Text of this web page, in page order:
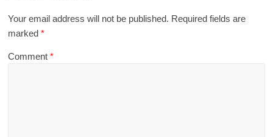
Your email address will not be published. Required fields are
marked*
Comment*